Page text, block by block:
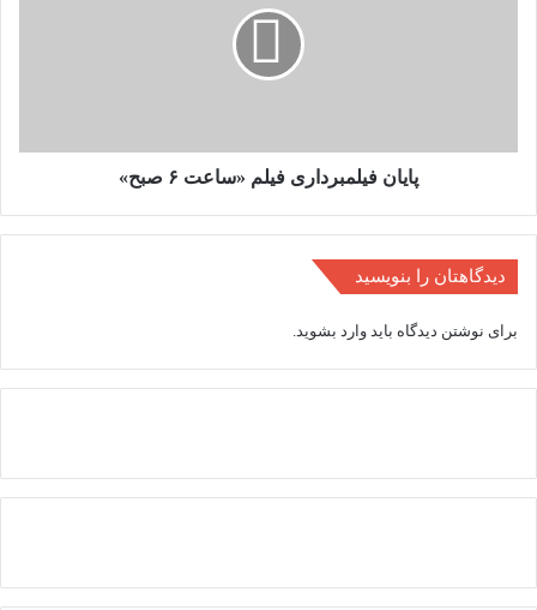
پایان فیلمبرداری فیلم «ساعت ۶ صبح»
دیدگاهتان را بنویسید
برای نوشتن دیدگاه باید وارد بشوید.